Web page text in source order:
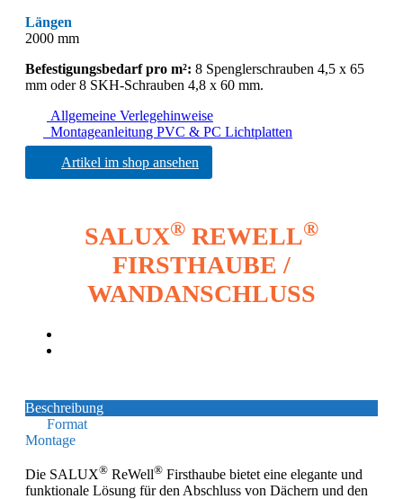
Längen
2000 mm
Befestigungsbedarf pro m²: 8 Spenglerschrauben 4,5 x 65
mm oder 8 SKH-Schrauben 4,8 x 60 mm.
Allgemeine Verlegehinweise
Montageanleitung PVC & PC Lichtplatten
Artikel im shop ansehen
SALUX® REWELL®
FIRSTHAUBE /
WANDANSCHLUSS
Beschreibung
Format
Montage
Die SALUX® ReWell® Firsthaube bietet eine elegante und
funktionale Lösung für den Abschluss von Dächern und den